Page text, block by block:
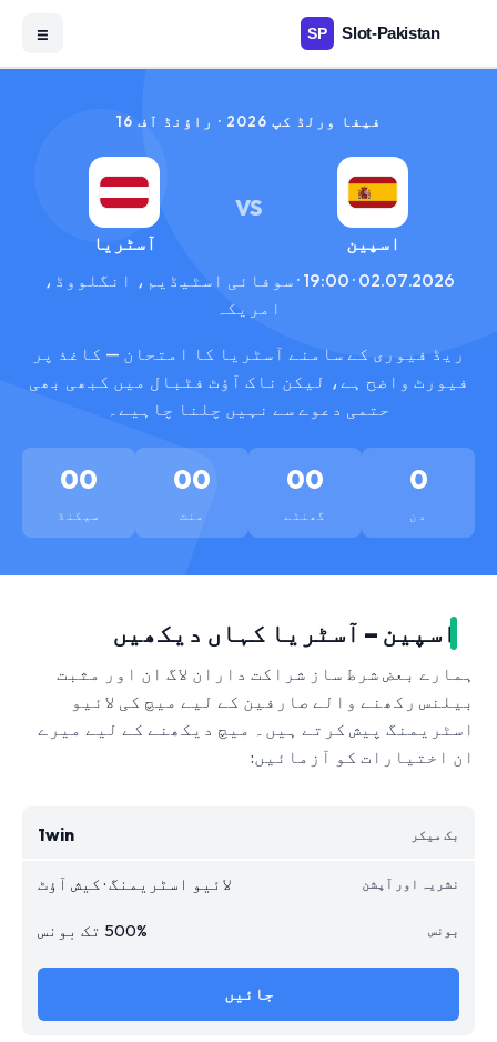
☰
فیفا ورلڈ کپ 2026 · راؤنڈ آف 16
اسپین
VS
آسٹریا
02.07.2026 · 19:00 · سوفائی اسٹیڈیم، انگلووڈ،
امریکہ
ریڈ فیوری کے سامنے آسٹریا کا امتحان — کاغذ پر
فیورٹ واضح ہے، لیکن ناک آؤٹ فٹبال میں کبھی بھی
حتمی دعوے سے نہیں چلنا چاہیے۔
0
دن
00
گھنٹے
00
منٹ
00
سیکنڈ
اسپین – آسٹریا کہاں دیکھیں
ہمارے بعض شرط ساز شراکت داران لاگ ان اور مثبت
بیلنس رکھنے والے صارفین کے لیے میچ کی لائیو
اسٹریمنگ پیش کرتے ہیں۔ میچ دیکھنے کے لیے میرے
ان اختیارات کو آزمائیں:
1win
لائیو اسٹریمنگ · کیش آؤٹ
500% تک بونس
جائیں